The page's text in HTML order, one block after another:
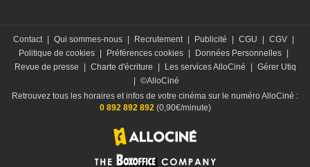
Contact Qui sommes-nous Recrutement Publicité CGU CGV
Politique de cookies
Préférences cookies Données Personnelles
Revue de presse
Charte d'écriture Les services AlloCiné
Gérer Utiq
©AlloCiné
Retrouvez tous les horaires et infos de votre cinéma sur le numéro AlloCiné :
0 892 892 892(0,90€/minute)